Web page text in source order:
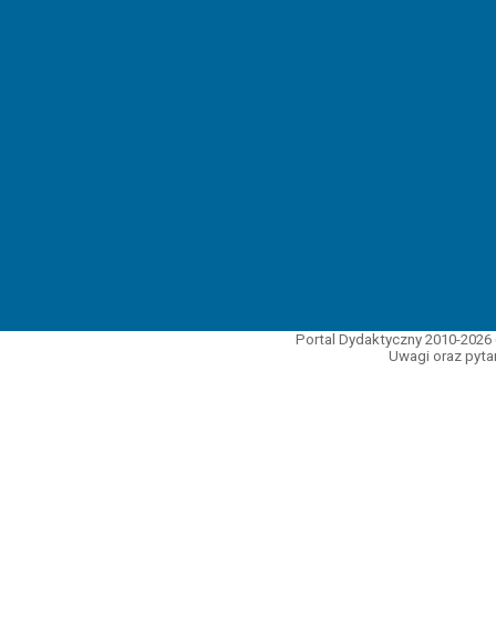
Portal Dydaktyczny 2010-
Uwagi oraz